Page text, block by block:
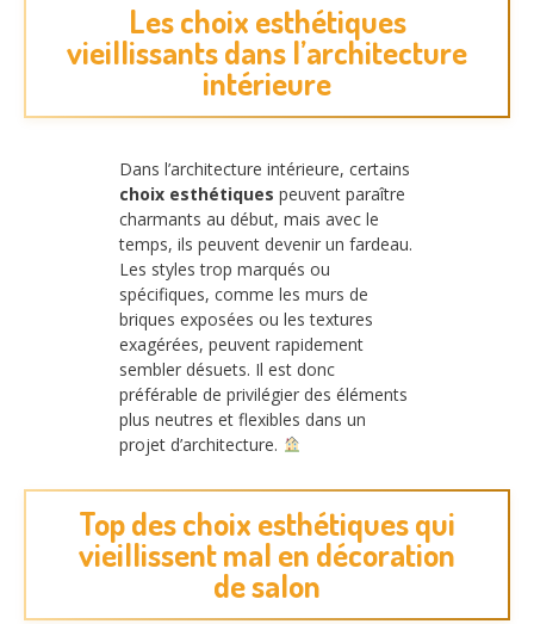
Les choix esthétiques
vieillissants dans l’architecture
intérieure
Dans l’architecture intérieure, certains
choix esthétiques peuvent paraître
charmants au début, mais avec le
temps, ils peuvent devenir un fardeau.
Les styles trop marqués ou
spécifiques, comme les murs de
briques exposées ou les textures
exagérées, peuvent rapidement
sembler désuets. Il est donc
préférable de privilégier des éléments
plus neutres et flexibles dans un
projet d’architecture.
Top des choix esthétiques qui
vieillissent mal en décoration
de salon